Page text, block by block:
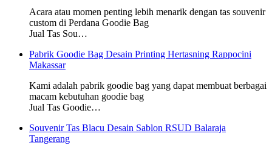
Acara atau momen penting lebih menarik dengan tas souvenir
custom di Perdana Goodie Bag
Jual Tas Sou…
Pabrik Goodie Bag Desain Printing Hertasning Rappocini
Makassar
Kami adalah pabrik goodie bag yang dapat membuat berbagai
macam kebutuhan goodie bag
Jual Tas Goodie…
Souvenir Tas Blacu Desain Sablon RSUD Balaraja
Tangerang